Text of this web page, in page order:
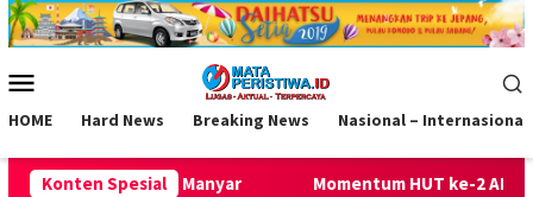
Loncat
ke
Mobile
HOME Hard News Breaking News Nasional – Internasional
Konten Spesial
Momentum HUT ke-2 AKPERSI, Korwil Sumut Media